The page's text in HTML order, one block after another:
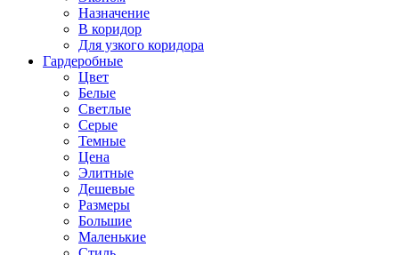
Назначение
В коридор
Для узкого коридора
Гардеробные
Цвет
Белые
Светлые
Серые
Темные
Цена
Элитные
Дешевые
Размеры
Большие
Маленькие